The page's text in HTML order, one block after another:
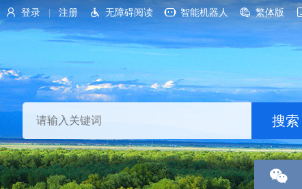
登录 注册 无障碍阅读 智能机器人 繁体版